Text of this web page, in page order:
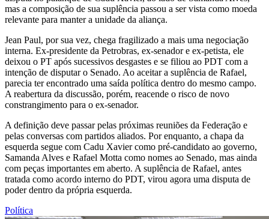
mas a composição de sua suplência passou a ser vista como moeda
relevante para manter a unidade da aliança.
Jean Paul, por sua vez, chega fragilizado a mais uma negociação
interna. Ex-presidente da Petrobras, ex-senador e ex-petista, ele
deixou o PT após sucessivos desgastes e se filiou ao PDT com a
intenção de disputar o Senado. Ao aceitar a suplência de Rafael,
parecia ter encontrado uma saída política dentro do mesmo campo.
A reabertura da discussão, porém, reacende o risco de novo
constrangimento para o ex-senador.
A definição deve passar pelas próximas reuniões da Federação e
pelas conversas com partidos aliados. Por enquanto, a chapa da
esquerda segue com Cadu Xavier como pré-candidato ao governo,
Samanda Alves e Rafael Motta como nomes ao Senado, mas ainda
com peças importantes em aberto. A suplência de Rafael, antes
tratada como acordo interno do PDT, virou agora uma disputa de
poder dentro da própria esquerda.
Política